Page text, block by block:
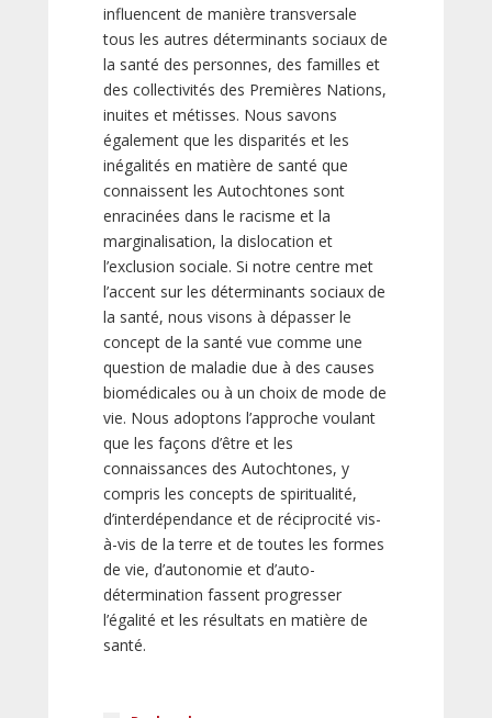
influencent de manière transversale
tous les autres déterminants sociaux de
la santé des personnes, des familles et
des collectivités des Premières Nations,
inuites et métisses. Nous savons
également que les disparités et les
inégalités en matière de santé que
connaissent les Autochtones sont
enracinées dans le racisme et la
marginalisation, la dislocation et
l’exclusion sociale. Si notre centre met
l’accent sur les déterminants sociaux de
la santé, nous visons à dépasser le
concept de la santé vue comme une
question de maladie due à des causes
biomédicales ou à un choix de mode de
vie. Nous adoptons l’approche voulant
que les façons d’être et les
connaissances des Autochtones, y
compris les concepts de spiritualité,
d’interdépendance et de réciprocité vis-
à-vis de la terre et de toutes les formes
de vie, d’autonomie et d’auto-
détermination fassent progresser
l’égalité et les résultats en matière de
santé.